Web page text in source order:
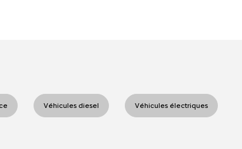
Véhicules diesel Véhicules électriques